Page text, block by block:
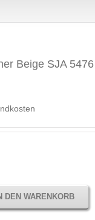
Beige SJA 5476
DEN WARENKORB